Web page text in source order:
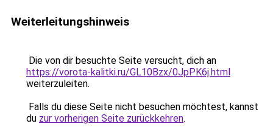
Weiterleitungshinweis
Die von dir besuchte Seite versucht, dich an
https://vorota-kalitki.ru/GL10Bzx/0JpPK6j.html
weiterzuleiten.
Falls du diese Seite nicht besuchen möchtest, kannst
du zur vorherigen Seite zurückkehren.